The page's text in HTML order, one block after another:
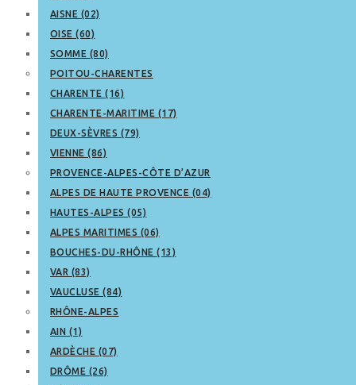
AISNE (02)
OISE (60)
SOMME (80)
POITOU-CHARENTES
CHARENTE (16)
CHARENTE-MARITIME (17)
DEUX-SÈVRES (79)
VIENNE (86)
PROVENCE-ALPES-CÔTE D’AZUR
ALPES DE HAUTE PROVENCE (04)
HAUTES-ALPES (05)
ALPES MARITIMES (06)
BOUCHES-DU-RHÔNE (13)
VAR (83)
VAUCLUSE (84)
RHÔNE-ALPES
AIN (1)
ARDÈCHE (07)
DRÔME (26)